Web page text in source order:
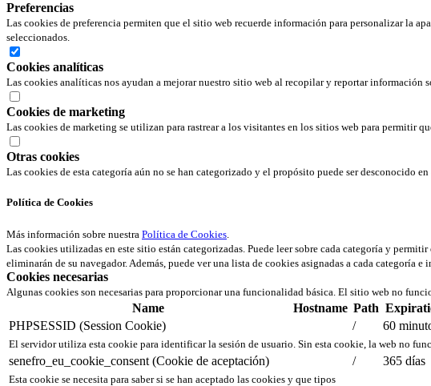
Preferencias
Las cookies de preferencia permiten que el sitio web recuerde información para personalizar la
seleccionados.
Cookies analíticas
Las cookies analíticas nos ayudan a mejorar nuestro sitio web al recopilar y reportar información
Cookies de marketing
Las cookies de marketing se utilizan para rastrear a los visitantes en los sitios web para permitir
Otras cookies
Las cookies de esta categoría aún no se han categorizado y el propósito puede ser desconocido en
Política de Cookies
Más información sobre nuestra Política de Cookies.
Las cookies utilizadas en este sitio están categorizadas. Puede leer sobre cada categoría y
eliminarán de su navegador. Además, puede ver una lista de cookies asignadas a cada categoría
Cookies necesarias
Algunas cookies son necesarias para proporcionar una funcionalidad básica. El sitio web no
Name Hostname Path
PHPSESSID (Session Cookie)
/ 60
El servidor utiliza esta cookie para identificar la sesión de usuario. Sin esta cookie, la web no
senefro_eu_cookie_consent (Cookie de aceptación) / 365 días
Esta cookie se necesita para saber si se han aceptado las cookies y que tipos